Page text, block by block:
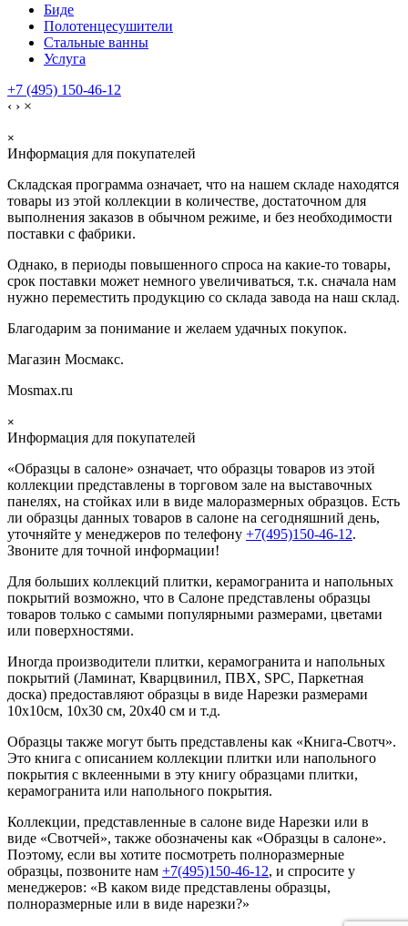
Биде
Полотенцесушители
Стальные ванны
Услуга
+7 (495) 150-46-12
‹ › ×
×
Информация для покупателей
Складская программа означает, что на нашем складе находятся
товары из этой коллекции в количестве, достаточном для
выполнения заказов в обычном режиме, и без необходимости
поставки с фабрики.
Однако, в периоды повышенного спроса на какие-то товары,
срок поставки может немного увеличиваться, т.к. сначала нам
нужно переместить продукцию со склада завода на наш склад.
Благодарим за понимание и желаем удачных покупок.
Магазин Мосмакс.
Mosmax.ru
×
Информация для покупателей
«Образцы в салоне» означает, что образцы товаров из этой
коллекции представлены в торговом зале на выставочных
панелях, на стойках или в виде малоразмерных образцов. Есть
ли образцы данных товаров в салоне на сегодняшний день,
уточняйте у менеджеров по телефону +7(495)150-46-12.
Звоните для точной информации!
Для больших коллекций плитки, керамогранита и напольных
покрытий возможно, что в Салоне представлены образцы
товаров только с самыми популярными размерами, цветами
или поверхностями.
Иногда производители плитки, керамогранита и напольных
покрытий (Ламинат, Кварцвинил, ПВХ, SPC, Паркетная
доска) предоставляют образцы в виде Нарезки размерами
10х10см, 10х30 см, 20х40 см и т.д.
Образцы также могут быть представлены как «Книга-Свотч».
Это книга с описанием коллекции плитки или напольного
покрытия с вклеенными в эту книгу образцами плитки,
керамогранита или напольного покрытия.
Коллекции, представленные в салоне виде Нарезки или в
виде «Свотчей», также обозначены как «Образцы в салоне».
Поэтому, если вы хотите посмотреть полноразмерные
образцы, позвоните нам +7(495)150-46-12, и спросите у
менеджеров: «В каком виде представлены образцы,
полноразмерные или в виде нарезки?»